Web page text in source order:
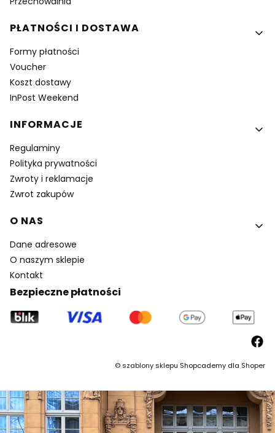
PŁATNOŚCI I DOSTAWA
Formy płatności
Voucher
Koszt dostawy
InPost Weekend
INFORMACJE
Regulaminy
Polityka prywatności
Zwroty i reklamacje
Zwrot zakupów
O NAS
Dane adresowe
O naszym sklepie
Kontakt
Bezpieczne płatności
©szablony sklepu Shopcademy dla Shoper